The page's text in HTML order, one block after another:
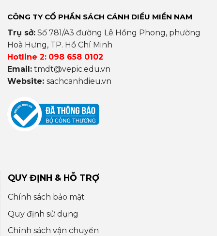
CÔNG TY CỔ PHẦN SÁCH CÁNH DIỀU MIỀN NAM
Trụ sở: Số 781/A3 đường Lê Hồng Phong, phường
Hoà Hưng, TP. Hồ Chí Minh
Hotline 2: 098 658 0102
Email: tmdt@vepic.edu.vn
Website: sachcanhdieu.vn
QUY ĐỊNH & HỖ TRỢ
Chính sách bảo mật
Quy định sử dụng
Chính sách vận chuyển